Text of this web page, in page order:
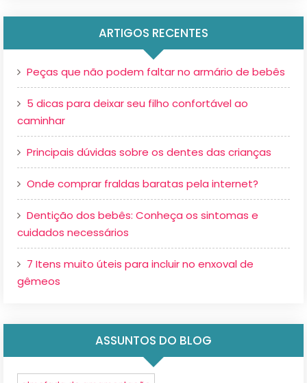
ARTIGOS RECENTES
Peças que não podem faltar no armário de bebês
5 dicas para deixar seu filho confortável ao
caminhar
Principais dúvidas sobre os dentes das crianças
Onde comprar fraldas baratas pela internet?
Dentição dos bebês: Conheça os sintomas e
cuidados necessários
7 Itens muito úteis para incluir no enxoval de
gêmeos
ASSUNTOS DO BLOG